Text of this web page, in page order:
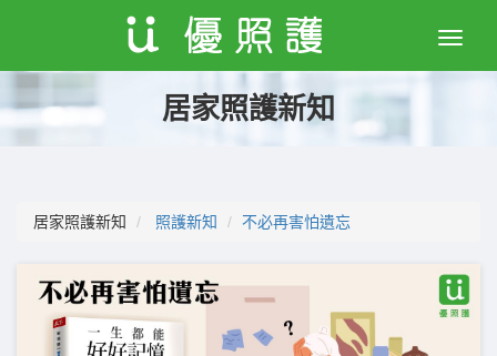
Toggle
居家照護新知
居家照護新知 照護新知 不必再害怕遺忘